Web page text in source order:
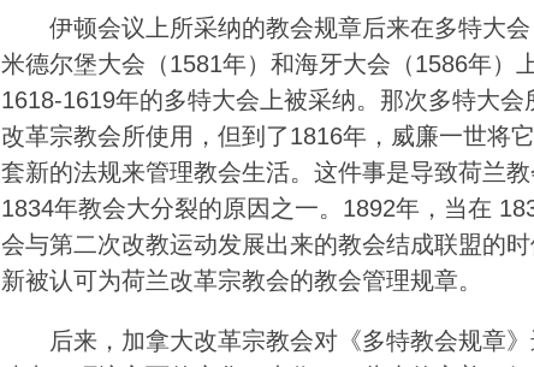
伊顿会议上所采纳的教会规章后来在多特大会
米德尔堡大会（1581年）和海牙大会（1586年）
1618-1619年的多特大会上被采纳。那次多特大
改革宗教会所使用，但到了1816年，威廉一世将
套新的法规来管理教会生活。这件事是导致荷兰
1834年教会大分裂的原因之一。1892年，当在
会与第二次改教运动发展出来的教会结成联盟的
新被认可为荷兰改革宗教会的教会管理规章。
后来，加拿大改革宗教会对《多特教会规章